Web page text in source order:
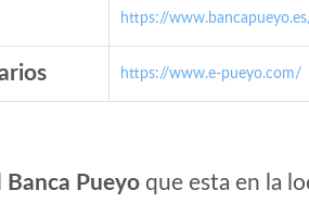
https://
https://www.e-pueyo.com/
Banca Pueyo que esta en la